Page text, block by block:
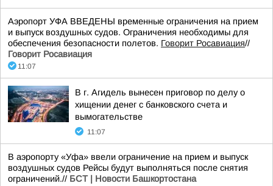
Аэропорт УФА ВВЕДЕНЫ временные ограничения на прием
и выпуск воздушных судов. Ограничения необходимы для
обеспечения безопасности полетов. Говорит Росавиация//
Говорит Росавиация
11:07
В г. Агидель вынесен приговор по делу о
хищении денег с банковского счета и
вымогательстве
11:07
В аэропорту «Уфа» ввели ограничение на прием и выпуск
воздушных судов Рейсы будут выполняться после снятия
ограничений.// БСТ | Новости Башкортостана